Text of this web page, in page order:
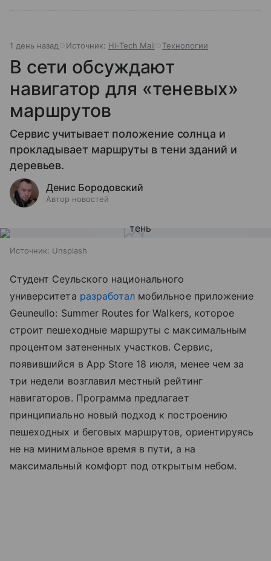
1 день назад Источник: Hi-Tech Mail Технологии
В сети обсуждают
навигатор для «теневых»
маршрутов
Сервис учитывает положение солнца и
прокладывает маршруты в тени зданий и
деревьев.
Денис Бородовский
Автор новостей
Источник: Unsplash
Студент Сеульского национального
университета разработал мобильное приложение
Geuneullo: Summer Routes for Walkers, которое
строит пешеходные маршруты с максимальным
процентом затененных участков. Сервис,
появившийся в App Store 18 июля, менее чем за
три недели возглавил местный рейтинг
навигаторов. Программа предлагает
принципиально новый подход к построению
пешеходных и беговых маршрутов, ориентируясь
не на минимальное время в пути, а на
максимальный комфорт под открытым небом.